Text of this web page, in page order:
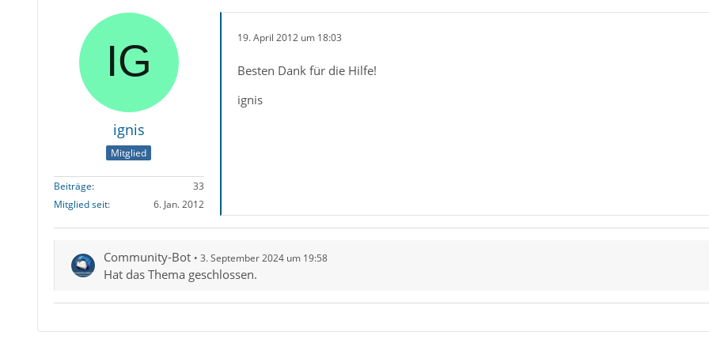
ignis
Mitglied
Beiträge
33
Mitglied seit
6. Jan. 2012
19. April 2012 um 18:03
Besten Dank für die Hilfe!
ignis
Community-Bot 3. September 2024 um 19:58
Hat das Thema geschlossen.